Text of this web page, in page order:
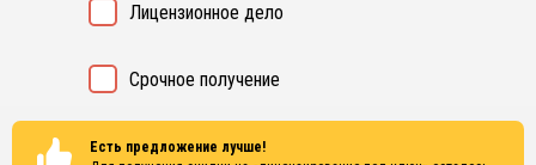
Нижний Тагил
Новосибирск
Лицензионное дело
Срочное получение
Есть предложение лучше!